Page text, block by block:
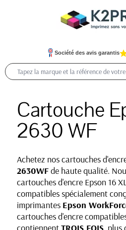
Société des avis garantis
Cartouche
2630 WF
Achetez nos cartouches
2630WFde haute qualité.
cartouches d'encre Epson 16
compatibles spécialement
imprimantes Epson
cartouches d'encre